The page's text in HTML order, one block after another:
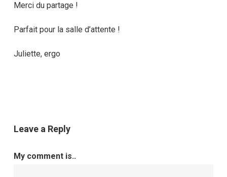
Merci du partage !
Parfait pour la salle d’attente !
Juliette, ergo
Leave a Reply
My comment is..